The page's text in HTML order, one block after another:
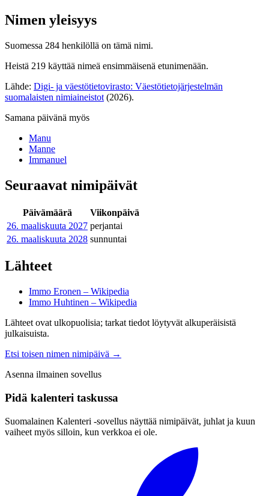
Nimen yleisyys
Suomessa 284 henkilöllä on tämä nimi.
Heistä 219 käyttää nimeä ensimmäisenä etunimenään.
Lähde: Digi- ja väestötietovirasto: Väestötietojärjestelmän
suomalaisten nimiaineistot (2026).
Samana päivänä myös
Manu
Manne
Immanuel
Seuraavat nimipäivät
Päivämäärä
Viikonpäivä
26. maaliskuuta 2027 perjantai
26. maaliskuuta 2028 sunnuntai
Lähteet
Immo Eronen – Wikipedia
Immo Huhtinen – Wikipedia
Lähteet ovat ulkopuolisia; tarkat tiedot löytyvät alkuperäisistä
julkaisuista.
Etsi toisen nimen nimipäivä →
Asenna ilmainen sovellus
Pidä kalenteri taskussa
Suomalainen Kalenteri ‑sovellus näyttää nimipäivät, juhlat ja kuun
vaiheet myös silloin, kun verkkoa ei ole.